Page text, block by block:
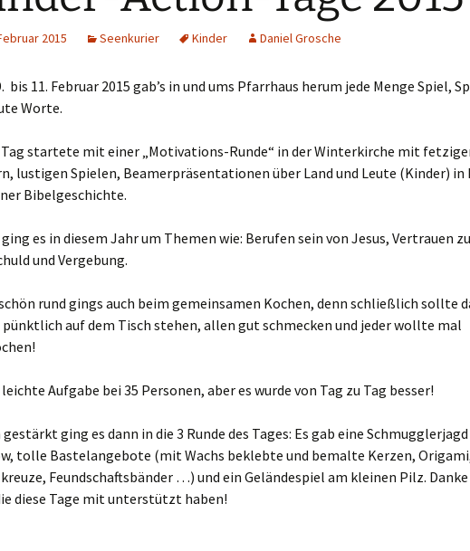
2015 Seenkurier Kinder Daniel Grosche
bis 11. Februar 2015 gab’s in und ums Pfarrhaus herum jede Menge Spiel,
Worte.
startete mit einer „Motivations-Runde“ in der Winterkirche mit
lustigen Spielen, Beamerpräsentationen über Land und Leute (Kinder) in
Bibelgeschichte.
es in diesem Jahr um Themen wie: Berufen sein von Jesus, Vertrauen
und Vergebung.
rund gings auch beim gemeinsamen Kochen, denn schließlich sollte
pünktlich auf dem Tisch stehen, allen gut schmecken und jeder wollte mal
Aufgabe bei 35 Personen, aber es wurde von Tag zu Tag besser!
gestärkt ging es dann in die 3 Runde des Tages: Es gab eine
tolle Bastelangebote (mit Wachs beklebte und bemalte Kerzen,
Feundschaftsbänder …) und ein Geländespiel am kleinen Pilz. Danke
diese Tage mit unterstützt haben!